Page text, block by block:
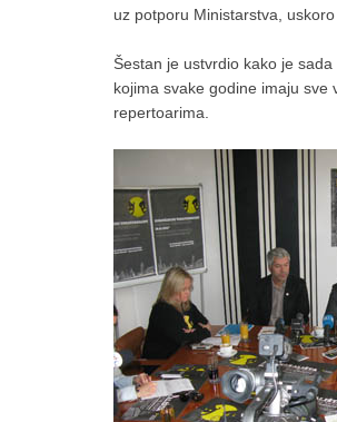
uz potporu Ministarstva,
Šestan je ustvrdio kako je
kojima svake godine imaju sve
repertoarima.